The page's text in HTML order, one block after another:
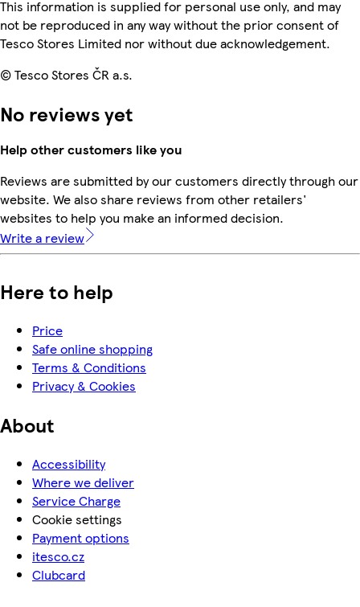
This information is supplied for personal use only, and may
not be reproduced in any way without the prior consent of
Tesco Stores Limited nor without due acknowledgement.
© Tesco Stores ČR a.s.
No reviews yet
Help other customers like you
Reviews are submitted by our customers directly through our
website. We also share reviews from other retailers'
websites to help you make an informed decision.
Write a review
Here to help
Price
Safe online shopping
Terms & Conditions
Privacy & Cookies
About
Accessibility
Where we deliver
Service Charge
Cookie settings
Payment options
itesco.cz
Clubcard